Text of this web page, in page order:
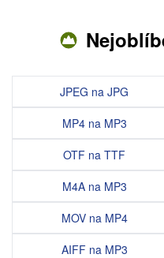
JPEG na JPG
MP4 na MP3
OTF na TTF
M4A na MP3
MOV na MP4
AIFF na MP3